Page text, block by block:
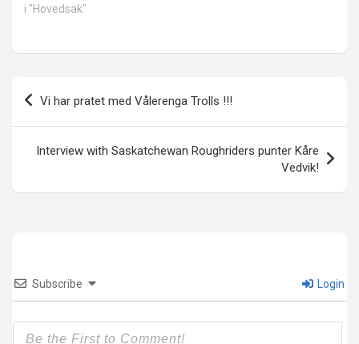
i "Hovedsak"
Innleggsnavigasjon
Vi har pratet med Vålerenga Trolls !!!
Interview with Saskatchewan Roughriders punter Kåre
Vedvik!
Subscribe Login